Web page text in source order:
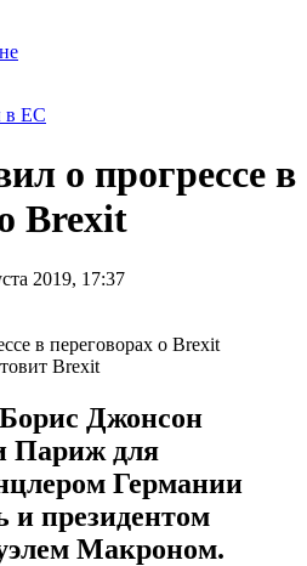
в ЕС
о прогрессе в
Brexit
2019, 17:37
Brexit
Джонсон
Париж для
Германии
и президентом
Макроном.